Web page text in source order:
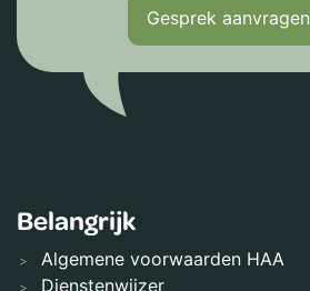
Gesprek aanvragen
Belangrijk
Algemene voorwaarden HAA
Dienstenwijzer